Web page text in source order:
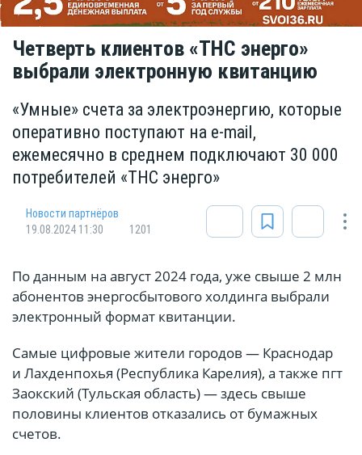
Четверть клиентов «ТНС энерго»
выбрали электронную квитанцию
«Умные» счета за электроэнергию, которые
оперативно поступают на e-mail,
ежемесячно в среднем подключают 30 000
потребителей «ТНС энерго»
Новости партнёров
19.08.2024 11:30
1201
По данным на август 2024 года, уже свыше 2 млн
абонентов энергосбытового холдинга выбрали
электронный формат квитанции.
Самые цифровые жители городов — Краснодар
и Лахденпохья (Республика Карелия), а также пгт
Заокский (Тульская область) — здесь свыше
половины клиентов отказались от бумажных
счетов.